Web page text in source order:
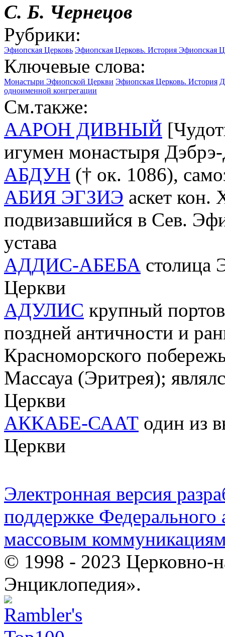
С. Б. Чернецов
Рубрики:
Эфиопская Церковь Эфиопская Церковь. История Эфиопская
Ключевые слова:
Монастыри Эфиопской Церкви Эфиопская Церковь. История
одноименной конгрегации
См.также:
ААРОН ДИВНЫЙ
игумен монастыря
АБДУН († ок. 1086),
АБИЯ ЭГЗИЭ аскет
подвизавшийся в Сев.
устава
АДДИС-АБЕБА столица
Церкви
АДУЛИС крупный
поздней античности и
Красноморского
Массауа (Эритрея);
Церкви
АККАБЕ-СААТ один из
Церкви
Электронная версия
поддержке Федерального
массовым
© 1998 - 2023 Церковно-
Энциклопедия».